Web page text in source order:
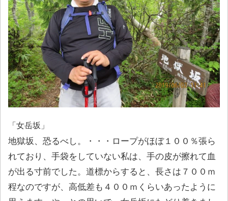
「女岳坂」
地獄坂、恐るべし。・・・ロープがほぼ１００％張ら
れており、手袋をしていない私は、手の皮が擦れて血
が出る寸前でした。道標からすると、長さは７００ｍ
程なのですが、高低差も４００ｍくらいあったように